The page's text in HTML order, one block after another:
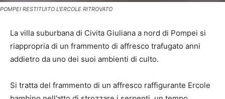
POMPEI RESTITUITO L'ERCOLE RITROVATO
La villa suburbana di Civita Giuliana a nord di Pompei si
riappropria di un frammento di affresco trafugato anni
addietro da uno dei suoi ambienti di culto.
Si tratta del frammento di un affresco raffigurante Ercole